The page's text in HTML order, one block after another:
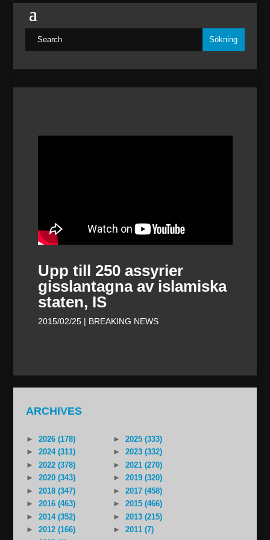
Upp till 250 assyrier
gisslantagna av islamiska
staten, IS
2015/02/25| BREAKING NEWS
ARCHIVES
► 2026 (178) ►
2025 (333)
►
2024 (311) ►
2023 (332)
►
2022 (378) ►
2021 (270)
►
2020 (343) ►
2019 (320)
►
2018 (347) ►
2017 (458)
►
2016 (463) ►
2015 (466)
►
2014 (352) ►
2013 (215)
►
2012 (166) ►
2011 (7)